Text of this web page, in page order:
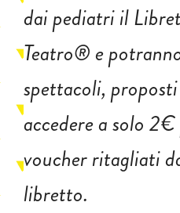
dai pediatri il
Teatro® e
spettacoli,
accedere a solo
voucher ritagliati
libretto.